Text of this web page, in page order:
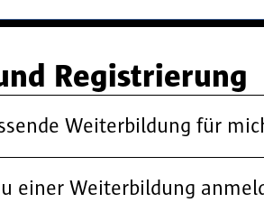
Registrierung
Weiterbildung für
einer Weiterbildung